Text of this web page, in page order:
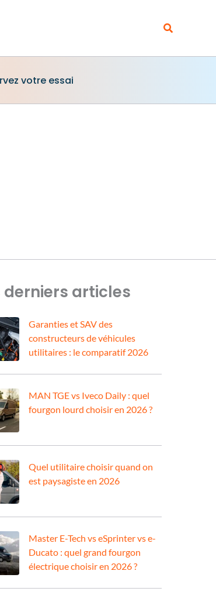
Rechercher
votre essai
derniers articles
Garanties et SAV des
constructeurs de véhicules
utilitaires : le comparatif 2026
MAN TGE vs Iveco Daily : quel
fourgon lourd choisir en 2026 ?
Quel utilitaire choisir quand on
est paysagiste en 2026
Master E-Tech vs eSprinter vs e-
Ducato : quel grand fourgon
électrique choisir en 2026 ?